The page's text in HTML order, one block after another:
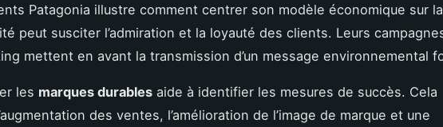
Patagonia illustre comment centrer son modèle économique sur la
peut susciter l’admiration et la loyauté des clients. Leurs
mettent en avant la transmission d’un message environnemental
les marques durables aide à identifier les mesures de succès. Cela
des ventes, l’amélioration de l’image de marque et une